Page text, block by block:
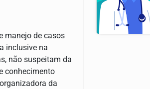
manejo de casos
inclusive na
não suspeitam da
conhecimento
da